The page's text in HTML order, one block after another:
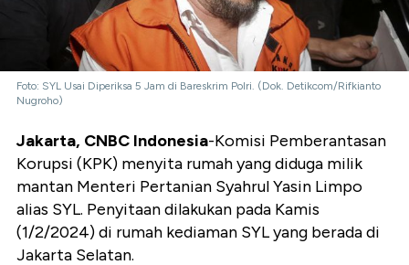
Foto: SYL Usai Diperiksa 5 Jam di Bareskrim Polri. (Dok. Detikcom/Rifkianto
Nugroho)
Jakarta, CNBC Indonesia-Komisi Pemberantasan
Korupsi (KPK) menyita rumah yang diduga milik
mantan Menteri Pertanian Syahrul Yasin Limpo
alias SYL. Penyitaan dilakukan pada Kamis
(1/2/2024) di rumah kediaman SYL yang berada di
Jakarta Selatan.